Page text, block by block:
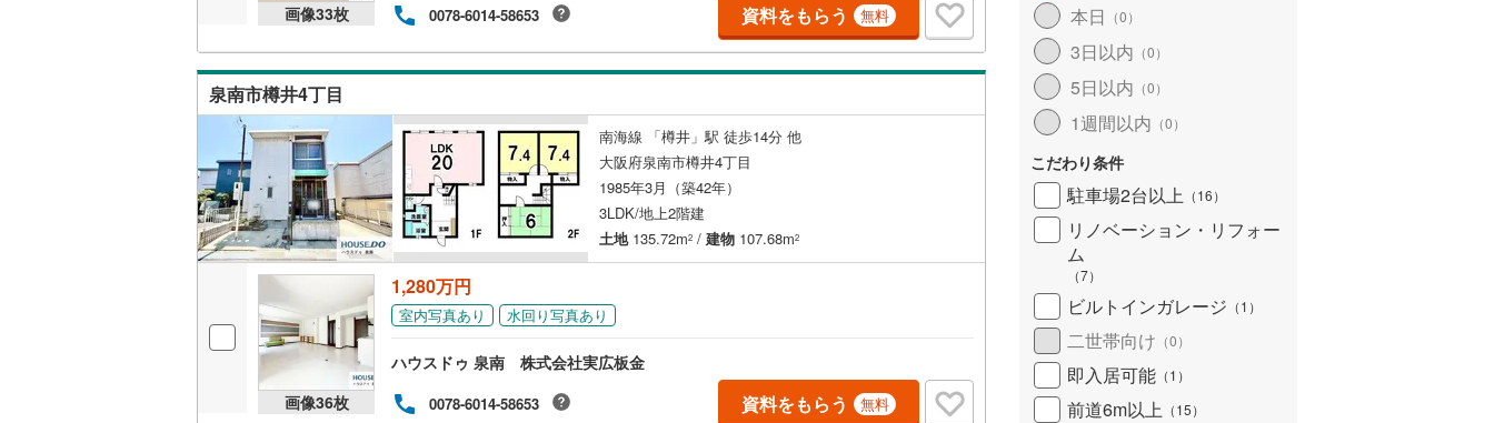
画像33枚 0078-6014-58653 資料をもらう 無料
泉南市樽井4丁目
南海線 「樽井」駅 徒歩14分 他
大阪府泉南市樽井4丁目
1985年3月（築42年）
3LDK/地上2階建
土地135.72m2 / 建物 107.68m2
画像36枚
1,280万円
室内写真あり 水回り写真あり
ハウスドゥ 泉南 株式会社実広板金
0078-6014-58653 資料をもらう 無料
本日 （0）
3日以内 （0）
5日以内 （0）
1週間以内 （0）
こだわり条件
駐車場2台以上 （16）
リノベーション・リフォー
ム
（7）
ビルトインガレージ （1 ）
二世帯向け （0）
即入居可能 （1 ）
前道6m以上 （15）